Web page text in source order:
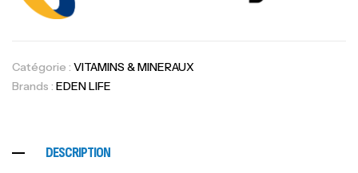
Catégorie : VITAMINS & MINERAUX
Brands : EDEN LIFE
DESCRIPTION